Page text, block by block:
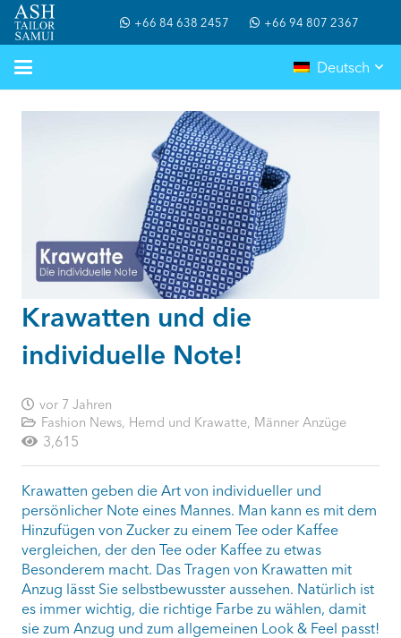
+66 84 638 2457 +66 94 807 2367
Deutsch
Krawatten und die
individuelle Note!
vor 7 Jahren
Fashion News, Hemd und Krawatte, Männer Anzüge
3,615
Krawatten geben die Art von individueller und
persönlicher Note eines Mannes. Man kann es mit dem
Hinzufügen von Zucker zu einem Tee oder Kaffee
vergleichen, der den Tee oder Kaffee zu etwas
Besonderem macht. Das Tragen von Krawatten mit
Anzug lässt Sie selbstbewusster aussehen. Natürlich ist
es immer wichtig, die richtige Farbe zu wählen, damit
sie zum Anzug und zum allgemeinen Look & Feel passt!